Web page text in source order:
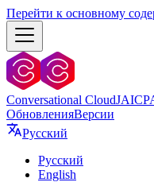
Перейти к основному
Conversational CloudJAICP
ОбновленияВерсии
Русский
Русский
English